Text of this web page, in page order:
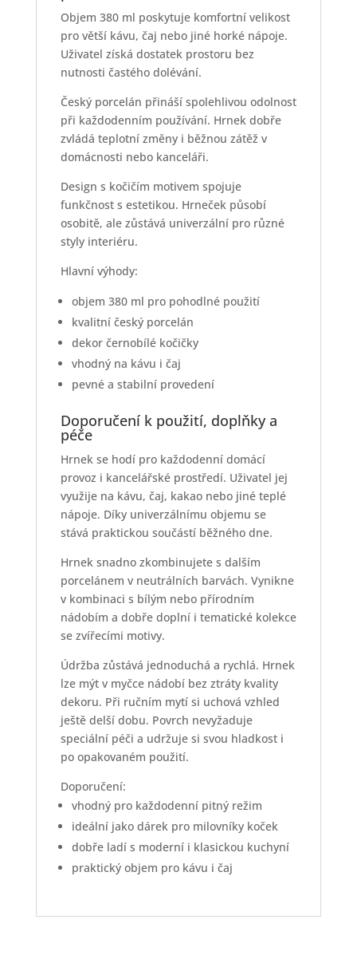
Objem 380 ml poskytuje komfortní velikost
pro větší kávu, čaj nebo jiné horké nápoje.
Uživatel získá dostatek prostoru bez
nutnosti častého dolévání.
Český porcelán přináší spolehlivou odolnost
při každodenním používání. Hrnek dobře
zvládá teplotní změny i běžnou zátěž v
domácnosti nebo kanceláři.
Design s kočičím motivem spojuje
funkčnost s estetikou. Hrneček působí
osobitě, ale zůstává univerzální pro různé
styly interiéru.
Hlavní výhody:
objem 380 ml pro pohodlné použití
kvalitní český porcelán
dekor černobílé kočičky
vhodný na kávu i čaj
pevné a stabilní provedení
Doporučení k použití, doplňky a
péče
Hrnek se hodí pro každodenní domácí
provoz i kancelářské prostředí. Uživatel jej
využije na kávu, čaj, kakao nebo jiné teplé
nápoje. Díky univerzálnímu objemu se
stává praktickou součástí běžného dne.
Hrnek snadno zkombinujete s dalším
porcelánem v neutrálních barvách. Vynikne
v kombinaci s bílým nebo přírodním
nádobím a dobře doplní i tematické kolekce
se zvířecími motivy.
Údržba zůstává jednoduchá a rychlá. Hrnek
lze mýt v myčce nádobí bez ztráty kvality
dekoru. Při ručním mytí si uchová vzhled
ještě delší dobu. Povrch nevyžaduje
speciální péči a udržuje si svou hladkost i
po opakovaném použití.
Doporučení:
vhodný pro každodenní pitný režim
ideální jako dárek pro milovníky koček
dobře ladí s moderní i klasickou kuchyní
praktický objem pro kávu i čaj